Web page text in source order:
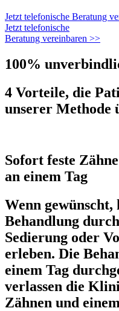
Jetzt telefonische Beratung
Jetzt telefonische
Beratung vereinbaren >>
100%
4 Vorteile, die
unserer Methode
Sofort feste Zähne
an einem Tag
Wenn gewünscht,
Behandlung
Sedierung oder
erleben. Die
einem Tag
verlassen die
Zähnen und einem